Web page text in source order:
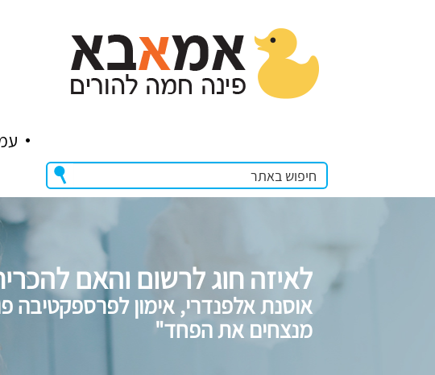
לאיזה חוג לרשום והאם
אוסנת אלפנדרי, אימון לפרספקטיבה
מנצחים את הפחד"